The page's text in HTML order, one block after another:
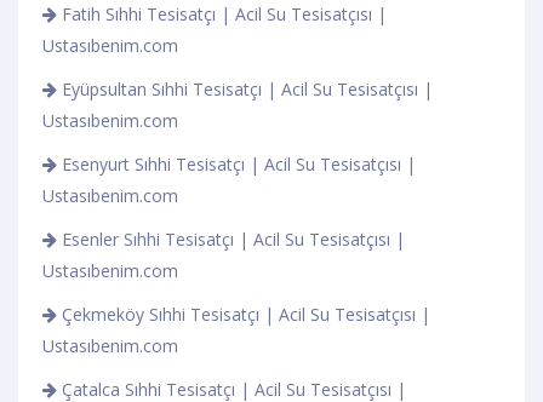
Fatih Sıhhi Tesisatçı | Acil Su Tesisatçısı |
Ustasıbenim.com
Eyüpsultan Sıhhi Tesisatçı | Acil Su Tesisatçısı |
Ustasıbenim.com
Esenyurt Sıhhi Tesisatçı | Acil Su Tesisatçısı |
Ustasıbenim.com
Esenler Sıhhi Tesisatçı | Acil Su Tesisatçısı |
Ustasıbenim.com
Çekmeköy Sıhhi Tesisatçı | Acil Su Tesisatçısı |
Ustasıbenim.com
Çatalca Sıhhi Tesisatçı | Acil Su Tesisatçısı |